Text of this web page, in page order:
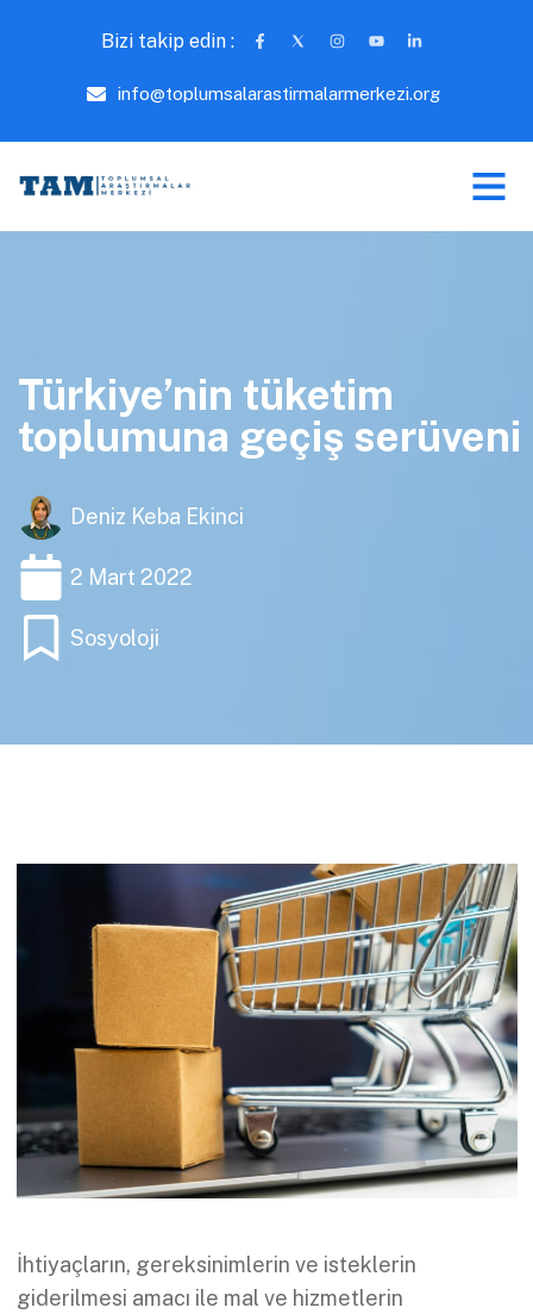
Bizi takip edin :
info@toplumsalarastirmalarmerkezi.org
Türkiye’nin tüketim
toplumuna geçiş serüveni
Deniz Keba Ekinci
2 Mart 2022
Sosyoloji
İhtiyaçların, gereksinimlerin ve isteklerin
giderilmesi amacı ile mal ve hizmetlerin